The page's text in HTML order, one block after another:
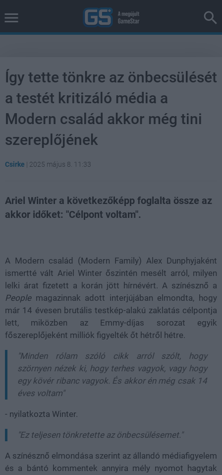
Így tette tönkre az önbecsülését
a testét kritizáló média a
Modern család akkor még tini
szereplőjének
Csirke | 2025 május 8. 11:33
Ariel Winter a következőképp foglalta össze az
akkor időket: "Célpont voltam".
A Modern család (Modern Family) Alex Dunphyjaként
ismertté vált Ariel Winter őszintén mesélt arról, milyen
lelki árat fizetett a korán jött hírnévért. A színésznő a
Peoplemagazinnak adott interjújában elmondta, hogy
már 14 évesen brutális testkép-alakú zaklatás célpontja
lett, miközben az Emmy-díjas sorozat egyik
főszereplőjeként milliók figyelték őt hétről hétre.
"Minden rólam szóló cikk arról szólt, hogy
szörnyen nézek ki, hogy terhes vagyok, vagy hogy
egy kövér ribanc vagyok. És akkor én még csak 14
éves voltam"
- nyilatkozta Winter.
"Ez teljesen tönkretette az önbecsülésemet."
A színésznő elmondása szerint az állandó médiafigyelem
és a bántó kommentek annyira mély nyomot hagytak